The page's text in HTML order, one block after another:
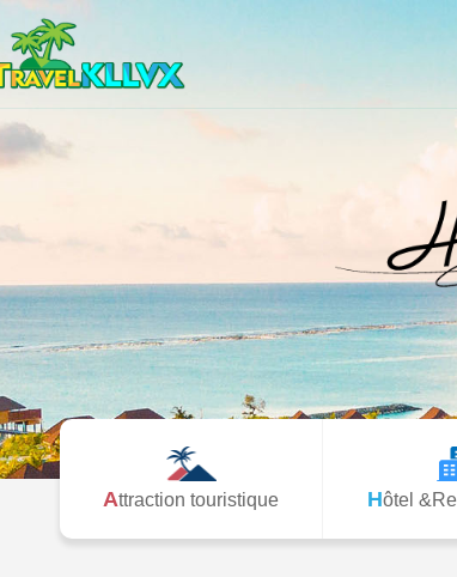
Attraction touristique Hôtel